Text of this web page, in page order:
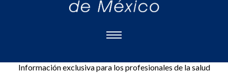
Información exclusiva para los profesionales de la salud